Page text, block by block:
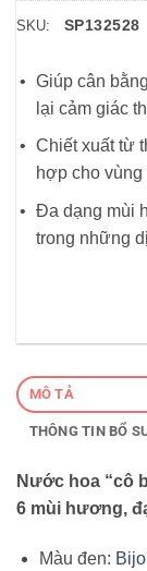
SKU: SP132528
Giúp cân
lại cảm giác
Chiết xuất từ
hợp cho vùng
Đa dạng mùi
trong những
MÔ TẢ
THÔNG TIN BỔ
Nước hoa “cô
6 mùi hương,
Màu đen: